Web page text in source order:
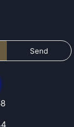
Send